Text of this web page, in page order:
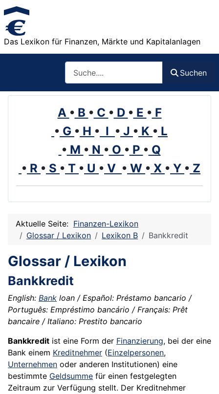
Das Lexikon für Finanzen, Märkte und Kapitalanlagen
Suchen
A • B • C • D • E • F
• G • H • I • J • K • L
• M • N • O • P • Q
• R • S • T • U • V • W • X • Y • Z
Aktuelle Seite: Finanzen-Lexikon
Glossar / Lexikon
Lexikon B Bankkredit
Glossar / Lexikon
Bankkredit
English: Bank loan / Español: Préstamo bancario /
Português: Empréstimo bancário / Français: Prêt
bancaire / Italiano: Prestito bancario
Bankkredit ist eine Form der Finanzierung, bei der eine
Bank einem Kreditnehmer (Einzelpersonen,
Unternehmen oder anderen Institutionen) eine
bestimmte Geldsumme für einen festgelegten
Zeitraum zur Verfügung stellt. Der Kreditnehmer